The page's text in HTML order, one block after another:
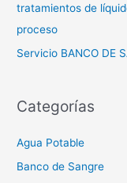
tratamientos de
proceso
Servicio BANCO DE
Categorías
Agua Potable
Banco de Sangre